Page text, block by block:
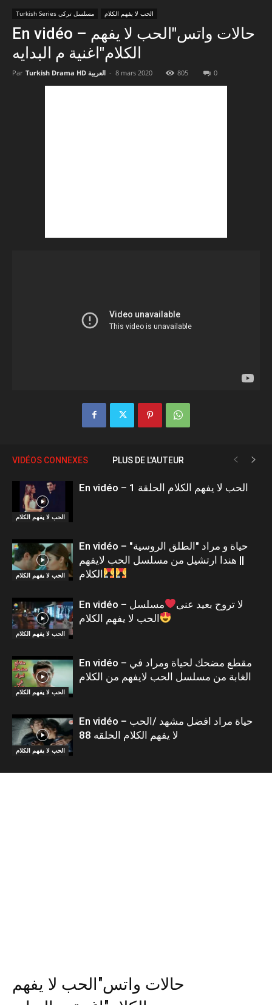
Turkish Series مسلسل تركي الحب لا يفهم الكلام
En vidéo – حالات واتس"الحب لا يفهم
الكلام"اغنية م البدايه
Par Turkish Drama HD العربية - 8 mars 2020 805 0
VIDÉOS CONNEXES PLUS DE L'AUTEUR
الحب لا يفهم الكلام
En vidéo – الحب لا يفهم الكلام الحلقة 1
الحب لا يفهم الكلام
En vidéo – حياة و مراد "الطلق الروسية"
|| هندا ارتشيل من مسلسل الحب لايفهم
الكلام
الحب لا يفهم الكلام
En vidéo – لا تروح بعيد عنى
مسلسل
الحب لا يفهم الكلام
الحب لا يفهم الكلام
En vidéo – مقطع مضحك لحياة ومراد في
الغابة من مسلسل الحب لايفهم من الكلام
الحب لا يفهم الكلام
En vidéo – حياة مراد افضل مشهد /الحب
لا يفهم الكلام الحلقه 88
حالات واتس"الحب لا يفهم